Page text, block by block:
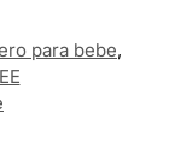
para bebe,